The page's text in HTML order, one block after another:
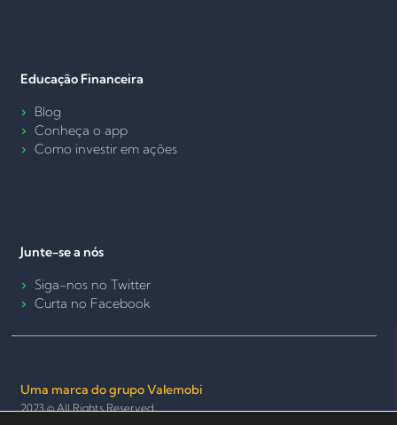
Educação Financeira
Blog
Conheça o app
Como investir em ações
Junte-se a nós
Siga-nos no Twitter
Curta no Facebook
Uma marca do grupo Valemobi
2023 © All Rights Reserved.